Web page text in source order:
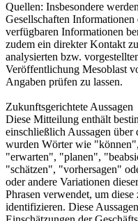
Quellen: Insbesondere
Gesellschaften
verfügbaren Informationen
zudem ein direkter Kontakt
analysierten bzw.
Veröffentlichung Mesoblast
Angaben prüfen zu lassen.
Zukunftsgerichtete Aussagen
Diese Mitteilung enthält
einschließlich Aussagen
wurden Wörter wie
"erwarten", "planen",
"schätzen", "vorhersagen"
oder andere Variationen
Phrasen verwendet, um
identifizieren. Diese